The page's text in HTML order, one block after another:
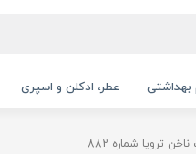
بهداشتی عطر، ادکلن و اسپری
ناخن ترویا شماره 882